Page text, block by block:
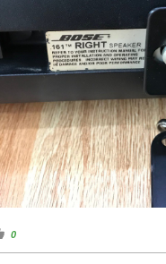
C
i
0